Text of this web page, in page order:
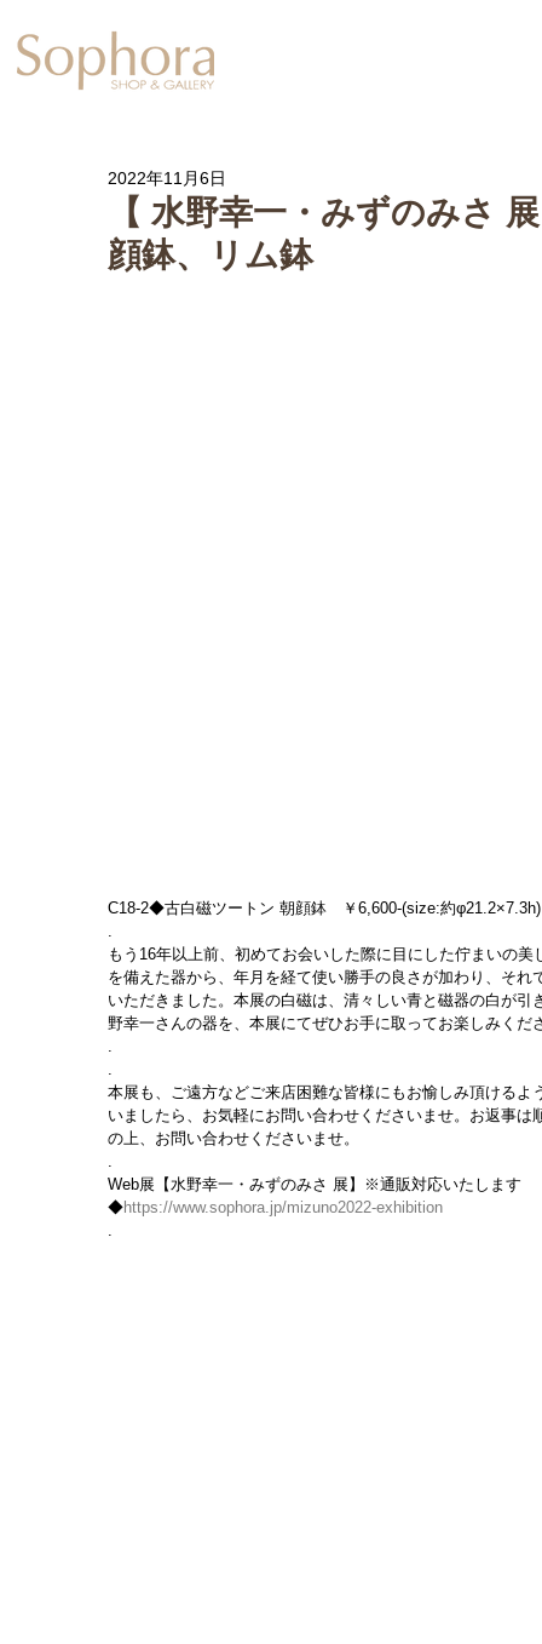
【 水野幸一・みずのみさ
顔鉢、リム鉢
2022年11月6日
C18-2◆古白磁ツートン 朝顔鉢　￥6,600-(size:約φ21.2×7.3h)
.
もう16年以上前、初めてお会いした際に目にした佇まいの
を備えた器から、年月を経て使い勝手の良さが加わり、そ
いただきました。本展の白磁は、清々しい青と磁器の白が
野幸一さんの器を、本展にてぜひお手に取ってお楽しみくだ
.
.
本展も、ご遠方などご来店困難な皆様にもお愉しみ頂ける
いましたら、お気軽にお問い合わせくださいませ。お返事
の上、お問い合わせくださいませ。
.
Web展【水野幸一・みずのみさ 展】※通販対応いたします
◆https://www.sophora.jp/mizuno2022-exhibition
.